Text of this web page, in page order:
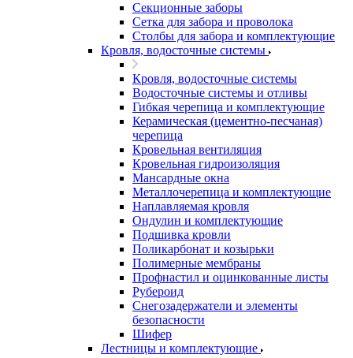
Секционные заборы
Сетка для забора и проволока
Столбы для забора и комплектующие
Кровля, водосточные системы
Кровля, водосточные системы
Водосточные системы и отливы
Гибкая черепица и комплектующие
Керамическая (цементно-песчаная)
черепица
Кровельная вентиляция
Кровельная гидроизоляция
Мансардные окна
Металлочерепица и комплектующие
Наплавляемая кровля
Ондулин и комплектующие
Подшивка кровли
Поликарбонат и козырьки
Полимерные мембраны
Профнастил и оцинкованные листы
Рубероид
Снегозадержатели и элементы
безопасности
Шифер
Лестницы и комплектующие